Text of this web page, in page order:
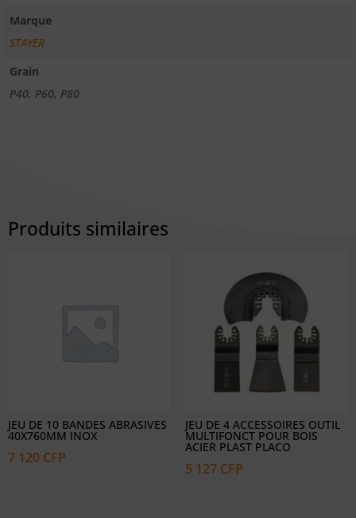
Marque
STAYER
Grain
P40, P60, P80
Produits similaires
JEU DE 10 BANDES ABRASIVES
40X760MM INOX
7 120 CFP
JEU DE 4 ACCESSOIRES OUTIL
MULTIFONCT POUR BOIS
ACIER PLAST PLACO
5 127 CFP